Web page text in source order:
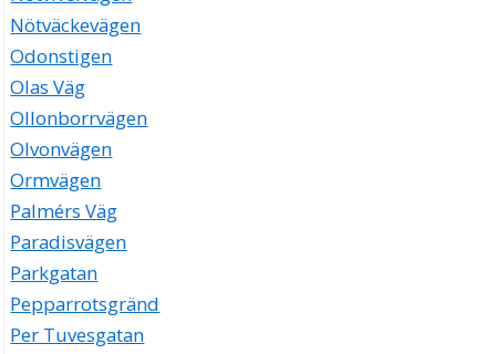
Nötväckevägen
Odonstigen
Olas Väg
Ollonborrvägen
Olvonvägen
Ormvägen
Palmérs Väg
Paradisvägen
Parkgatan
Pepparrotsgränd
Per Tuvesgatan